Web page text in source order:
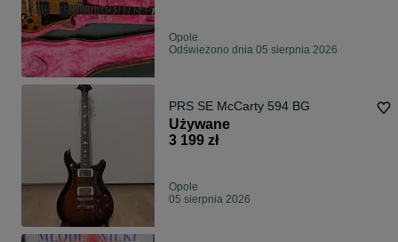
Opole
Odświeżono dnia 05 sierpnia 2026
PRS SE McCarty 594 BG
Używane
3 199 zł
Opole
05 sierpnia 2026